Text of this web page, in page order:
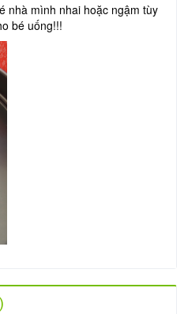
nhà mình nhai hoặc ngậm tùy
bé uống!!!